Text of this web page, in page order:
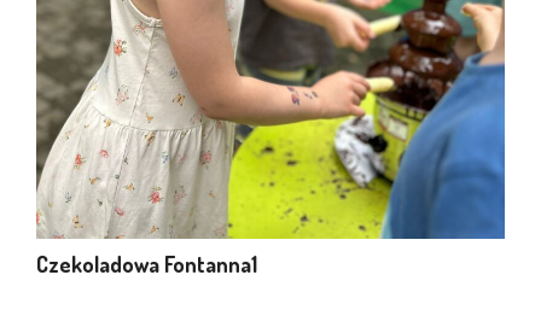
Czekoladowa Fontanna1